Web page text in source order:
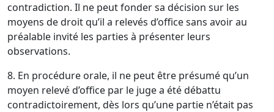
contradiction. Il ne peut fonder sa décision sur les
moyens de droit qu’il a relevés d’office sans avoir au
préalable invité les parties à présenter leurs
observations.
8. En procédure orale, il ne peut être présumé qu’un
moyen relevé d’office par le juge a été débattu
contradictoirement, dès lors qu’une partie n’était pas